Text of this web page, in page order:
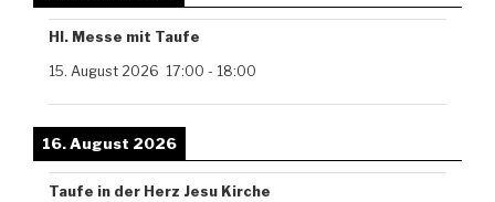
Hl. Messe mit Taufe
15. August 2026 17:00 - 18:00
16. August 2026
Taufe in der Herz Jesu Kirche